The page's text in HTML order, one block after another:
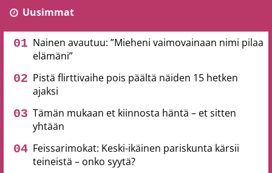
Uusimmat
Nainen avautuu: ”Mieheni vaimovainaan nimi pilaa
elämäni”
Pistä flirttivaihe pois päältä näiden 15 hetken
ajaksi
Tämän mukaan et kiinnosta häntä – et sitten
yhtään
Feissarimokat: Keski-ikäinen pariskunta kärsii
teineistä – onko syytä?